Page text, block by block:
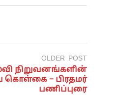
OLDER POST
நிறுவனங்களின்
கொள்கை – பிரதமர்
பணிப்புரை